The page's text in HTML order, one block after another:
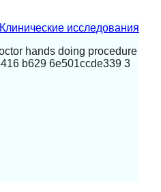
Клинические исследования